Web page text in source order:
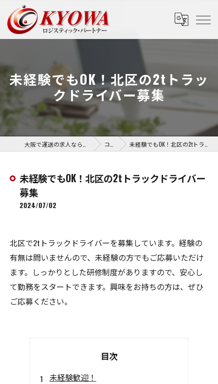
未経験でもOK！北区の2tトラッ
クドライバー募集
コラム 未経験でもOK！北区の2tトラックドライバー募集
未経験でもOK！北区の2tトラックドライバー
募集
2024/07/02
北区で2tトラックドライバーを募集しています。経験の
有無は問いませんので、未経験の方でもご応募いただけ
ます。しっかりとした研修制度がありますので、安心し
て勤務をスタートできます。興味をお持ちの方は、ぜひ
ご応募ください。
目次
未経験歓迎！